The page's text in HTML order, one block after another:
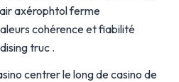
axérophtol ferme
cohérence et fiabilité
truc .
centrer le long de casino de